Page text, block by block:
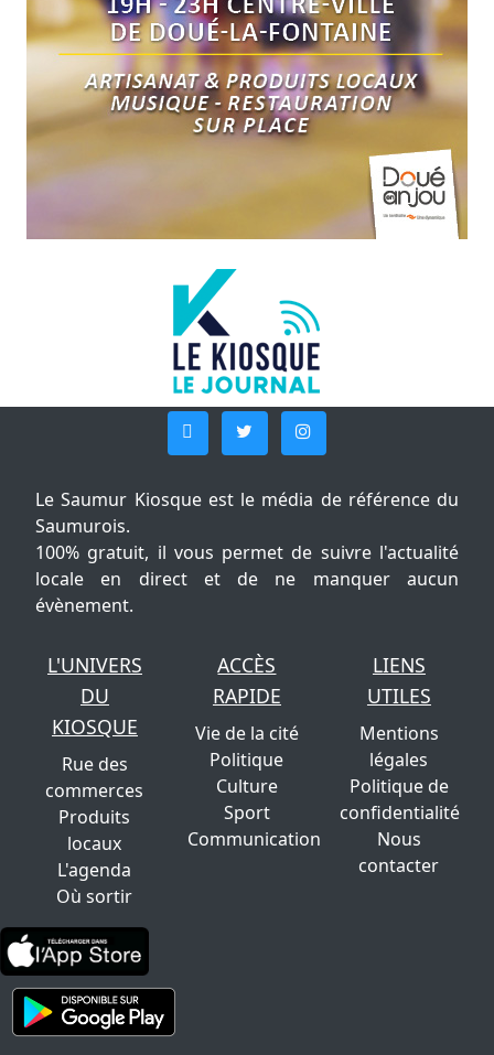
Le Saumur Kiosque est le média de référence du
Saumurois.
100% gratuit, il vous permet de suivre l'actualité
locale en direct et de ne manquer aucun
évènement.
L'UNIVERS
DU
KIOSQUE
Rue des
commerces
Produits
locaux
L'agenda
Où sortir
ACCÈS
RAPIDE
Vie de la cité
Politique
Culture
Sport
Communication
LIENS
UTILES
Mentions
légales
Politique de
confidentialité
Nous
contacter